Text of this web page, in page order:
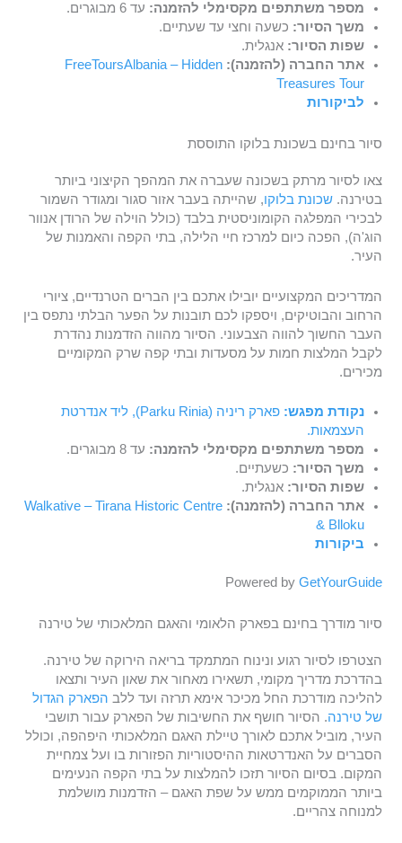
מספר משתתפים מקסימלי להזמנה: עד 6 מבוגרים.
משך הסיור: כשעה וחצי עד שעתיים.
שפות הסיור: אנגלית.
אתר החברה (להזמנה): FreeToursAlbania – Hidden
Treasures Tour
לביקורות
סיור בחינם בשכונת בלוקו התוססת
צאו לסיור מרתק בשכונה שעברה את המהפך הקיצוני ביותר
בטירנה.שכונת בלוקו, שהייתה בעבר אזור סגור ומגודר השמור
לבכירי המפלגה הקומוניסטית בלבד (כולל הוילה של הרודן אנוור
הוג'ה), הפכה כיום למרכז חיי הלילה, בתי הקפה והאמנות של
העיר.
המדריכים המקצועיים יובילו אתכם בין הברים הטרנדיים, ציורי
הרחוב והבוטיקים, ויספקו לכם תובנות על הפער הבלתי נתפס בין
העבר החשוך להווה הצבעוני. הסיור מהווה הזדמנות נהדרת
לקבל המלצות חמות על מסעדות ובתי קפה שרק המקומיים
מכירים.
נקודת מפגש:
פארק ריניה (Parku Rinia), ליד אנדרטת
העצמאות.
מספר משתתפים מקסימלי להזמנה: עד 8 מבוגרים.
משך הסיור: כשעתיים.
שפות הסיור: אנגלית.
אתר החברה (להזמנה): Walkative – Tirana Historic Centre
& Blloku
ביקורות
Powered by GetYourGuide
סיור מודרך בחינם בפארק הלאומי והאגם המלאכותי של טירנה
הצטרפו לסיור רגוע ונינוח המתמקד בריאה הירוקה של טירנה.
בהדרכת מדריך מקומי, תשאירו מאחור את שאון העיר ותצאו
להליכה מודרכת החל מכיכר אימא תרזה ועד ללב הפארק הגדול
של טירנה. הסיור חושף את החשיבות של הפארק עבור תושבי
העיר, מוביל אתכם לאורך טיילת האגם המלאכותי היפהפה, וכולל
הסברים על האנדרטאות ההיסטוריות הפזורות בו ועל צמחיית
המקום. בסיום הסיור תזכו להמלצות על בתי הקפה הנעימים
ביותר הממוקמים ממש על שפת האגם – הזדמנות מושלמת
למנוחה צהריים.